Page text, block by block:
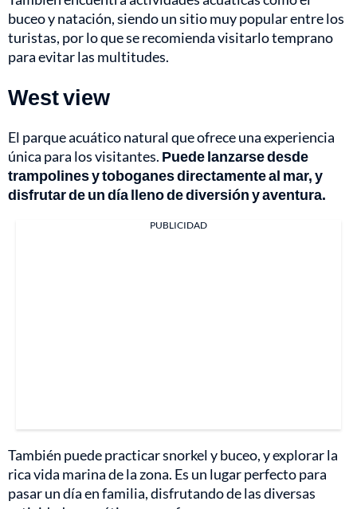
buceo y natación, siendo un sitio muy popular entre los
turistas, por lo que se recomienda visitarlo temprano
para evitar las multitudes.
West view
El parque acuático natural que ofrece una experiencia
única para los visitantes. Puede lanzarse desde
trampolines y toboganes directamente al mar, y
disfrutar de un día lleno de diversión y aventura.
PUBLICIDAD
También puede practicar snorkel y buceo, y explorar la
rica vida marina de la zona. Es un lugar perfecto para
pasar un día en familia, disfrutando de las diversas